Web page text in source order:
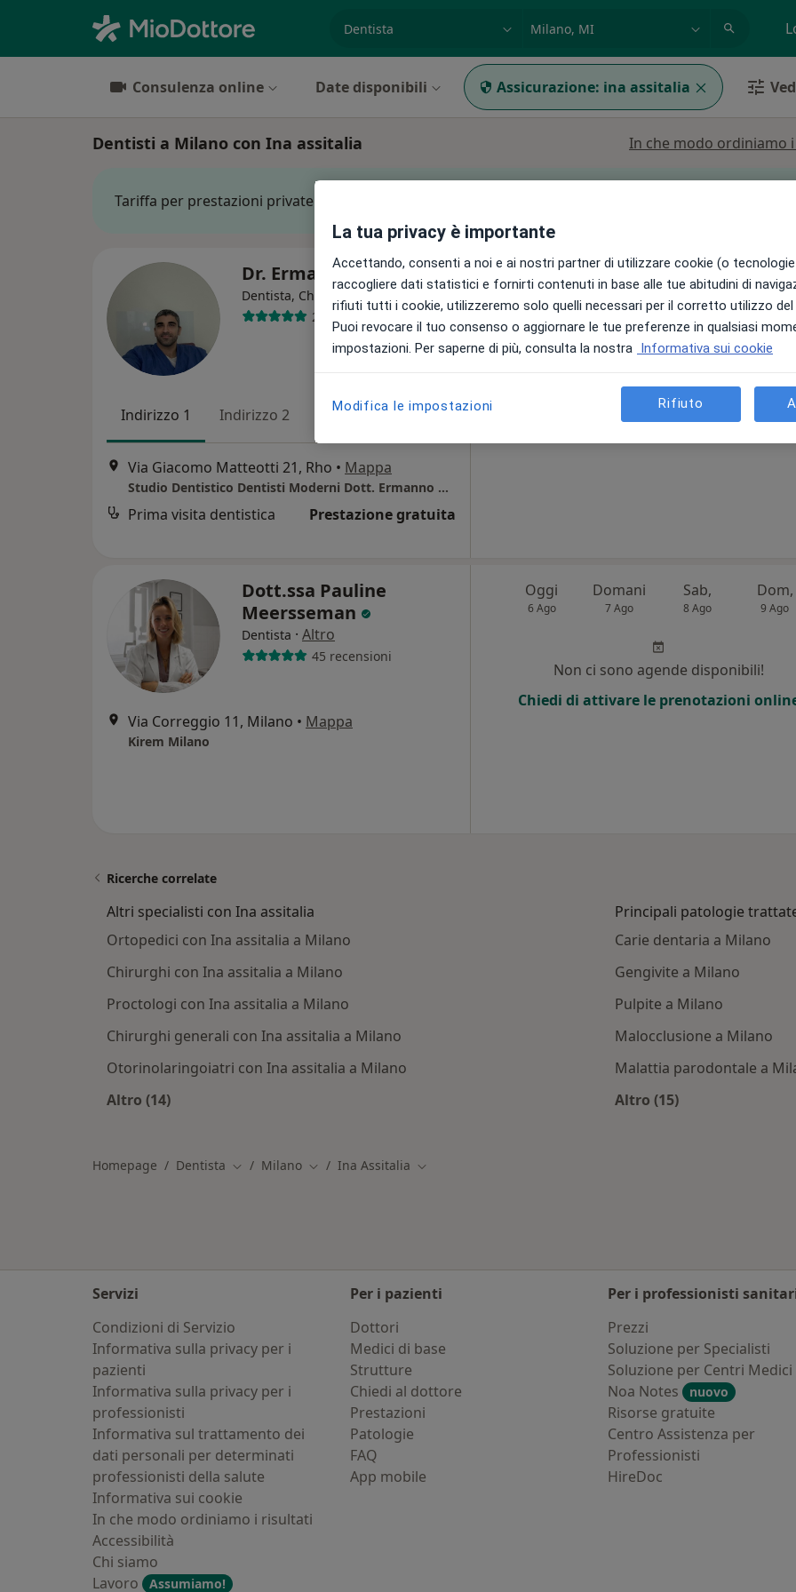
Consulenza online Date disponibili Assicurazione: ina assitalia
Dentisti a Milano con Ina assitalia In che modo ordiniamo
Tariffa per prestazioni private. L’importo può variare in base alla copertura assicurativa.
Dr. Ermanno Putortì
Dentista, Chirurgo ·Altro
236 recensioni
Indirizzo 1 Indirizzo 2 Online
Via Giacomo Matteotti 21, Rho • Mappa
Studio Dentistico Dentisti Moderni Dott. Ermanno Putortì
Prima visita dentistica Prestazione gratuita
Oggi
6 Ago
Domani
7 Ago
Sab,
8 Ago
Dom,
9 Ago
Non ci sono agende disponibili!
Chiedi di attivare le prenotazioni
Dott.ssa Pauline
Meersseman
Dentista · Altro
45 recensioni
Via Correggio 11, Milano • Mappa
Kirem Milano
Oggi
6 Ago
Domani
7 Ago
Sab,
8 Ago
Dom,
9 Ago
Non ci sono agende disponibili!
Chiedi di attivare le prenotazioni
Ricerche correlate
Altri specialisti con Ina assitalia
Ortopedici con Ina assitalia a Milano
Chirurghi con Ina assitalia a Milano
Proctologi con Ina assitalia a Milano
Chirurghi generali con Ina assitalia a Milano
Otorinolaringoiatri con Ina assitalia a Milano
Altro (14)
Principali patologie
Carie dentaria a Milano
Gengivite a Milano
Pulpite a Milano
Malocclusione a Milano
Malattia parodontale a
Altro (15)
Homepage Dentista Cambia città
Milano Cambia città
Ina Assitalia Cambia città
Servizi
Condizioni di Servizio
Informativa sulla privacy per i
pazienti
Informativa sulla privacy per i
professionisti
Informativa sul trattamento dei
dati personali per determinati
professionisti della salute
Informativa sui cookie
In che modo ordiniamo i risultati
Accessibilità
Chi siamo
Lavoro
Assumiamo!
Per i pazienti
Dottori
Medici di base
Strutture
Chiedi al dottore
Prestazioni
Patologie
FAQ
App mobile
Per i professionisti
Prezzi
Soluzione per Specialisti
Soluzione per Centri Medici
Noa Notes
nuovo
Risorse gratuite
Centro Assistenza per
Professionisti
HireDoc
La tua privacy è importante
Accettando, consenti a noi e ai nostri partner di utilizzare cookie (o
raccogliere dati statistici e fornirti contenuti in base alle tue abitudini di
rifiuti tutti i cookie, utilizzeremo solo quelli necessari per il corretto utilizzo
Puoi revocare il tuo consenso o aggiornare le tue preferenze in qualsiasi
impostazioni. Per saperne di più, consulta la nostra Informativa sui cookie
Modifica le impostazioni Rifiuto